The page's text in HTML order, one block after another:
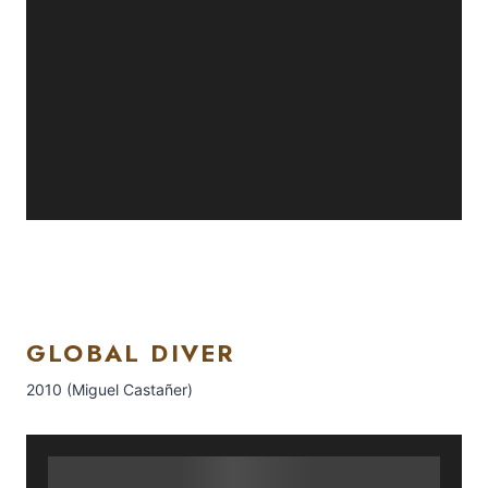
GLOBAL DIVER
2010 (Miguel Castañer)